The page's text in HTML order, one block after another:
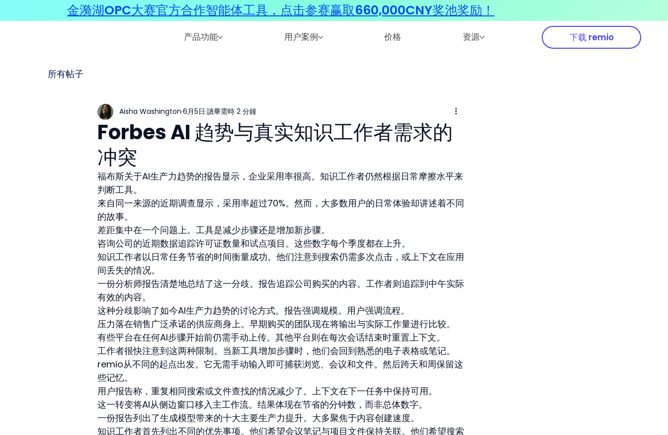
产品功能 用户案例 价格 资源 下载 remio
所有帖子
Forbes AI 趋势与真实知识工作者需求的
冲突
Aisha Washington 6月5日 讀畢需時 2 分鐘
福布斯关于AI生产力趋势的报告显示，企业采用率很高。知识工作者仍然根据日常摩擦水平来
判断工具。
来自同一来源的近期调查显示，采用率超过70%。然而，大多数用户的日常体验却讲述着不同
的故事。
差距集中在一个问题上。工具是减少步骤还是增加新步骤。
咨询公司的近期数据追踪许可证数量和试点项目。这些数字每个季度都在上升。
知识工作者以日常任务节省的时间衡量成功。他们注意到搜索仍需多次点击，或上下文在应用
间丢失的情况。
一份分析师报告清楚地总结了这一分歧。报告追踪公司购买的内容。工作者则追踪到中午实际
有效的内容。
这种分歧影响了如今AI生产力趋势的讨论方式。报告强调规模。用户强调流程。
压力落在销售广泛承诺的供应商身上。早期购买的团队现在将输出与实际工作量进行比较。
有些平台在任何AI步骤开始前仍需手动上传。其他平台则在每次会话结束时重置上下文。
工作者很快注意到这两种限制。当新工具增加步骤时，他们会回到熟悉的电子表格或笔记。
remio从不同的起点出发。它无需手动输入即可捕获浏览、会议和文件。然后跨天和周保留这
些记忆。
用户报告称，重复相同搜索或文件查找的情况减少了。上下文在下一任务中保持可用。
这一转变将AI从侧边窗口移入主工作流。结果体现在节省的分钟数，而非总体数字。
一份报告列出了生成模型带来的十大主要生产力提升。大多聚焦于内容创建速度。
知识工作者首先列出不同的优先事项。他们希望会议笔记与项目文件保持关联。他们希望搜索
金漪湖OPC大赛官方合作智能体工具，点击参赛赢取660,000CNY奖池奖励！